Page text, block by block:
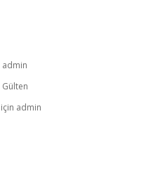
admin
Gülten
için admin